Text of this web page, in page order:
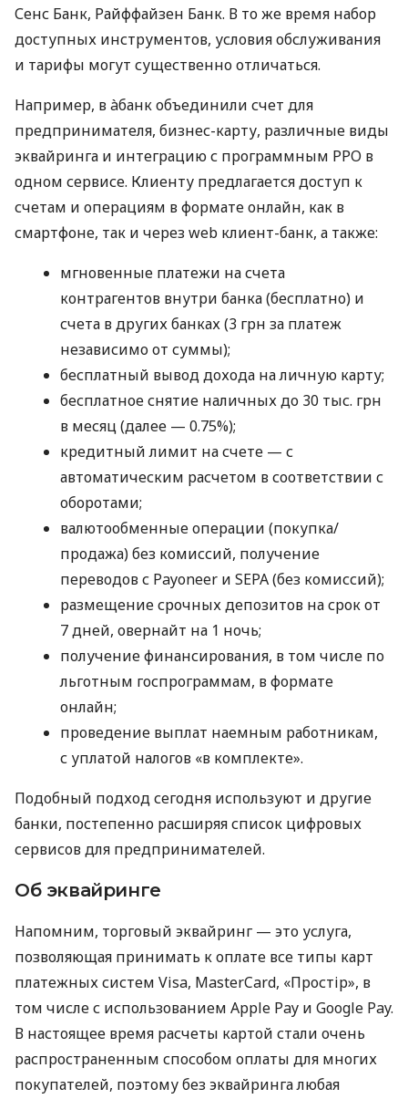
Сенс Банк, Райффайзен Банк. В то же время набор
доступных инструментов, условия обслуживания
и тарифы могут существенно отличаться.
Например, в àбанк объединили счет для
предпринимателя, бизнес-карту, различные виды
эквайринга и интеграцию с программным РРО в
одном сервисе. Клиенту предлагается доступ к
счетам и операциям в формате онлайн, как в
смартфоне, так и через web клиент-банк, а также:
мгновенные платежи на счета
контрагентов внутри банка (бесплатно) и
счета в других банках (3 грн за платеж
независимо от суммы);
бесплатный вывод дохода на личную карту;
бесплатное снятие наличных до 30 тыс. грн
в месяц (далее — 0.75%);
кредитный лимит на счете — с
автоматическим расчетом в соответствии с
оборотами;
валютообменные операции (покупка/
продажа) без комиссий, получение
переводов с Payoneer и SEPA (без комиссий);
размещение срочных депозитов на срок от
7 дней, овернайт на 1 ночь;
получение финансирования, в том числе по
льготным госпрограммам, в формате
онлайн;
проведение выплат наемным работникам,
с уплатой налогов «в комплекте».
Подобный подход сегодня используют и другие
банки, постепенно расширяя список цифровых
сервисов для предпринимателей.
Об эквайринге
Напомним, торговый эквайринг — это услуга,
позволяющая принимать к оплате все типы карт
платежных систем Visa, MasterCard, «Простір», в
том числе с использованием Apple Pay и Google Pay.
В настоящее время расчеты картой стали очень
распространенным способом оплаты для многих
покупателей, поэтому без эквайринга любая